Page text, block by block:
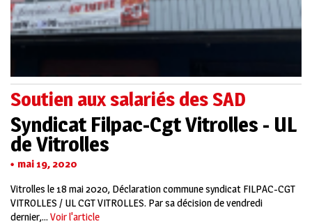
Soutien aux salariés des SAD
Syndicat Filpac-Cgt Vitrolles - UL
de Vitrolles
mai 19, 2020
Vitrolles le 18 mai 2020, Déclaration commune syndicat FILPAC-CGT
VITROLLES / UL CGT VITROLLES. Par sa décision de vendredi
dernier,... Voir l'article